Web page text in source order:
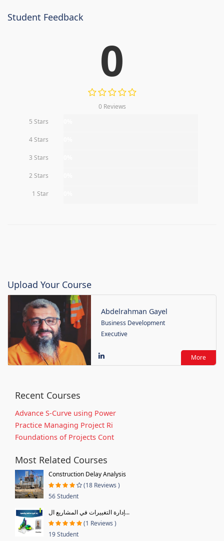
Student Feedback
0
0 Reviews
5 Stars
4 Stars
3 Stars
2 Stars
1 Star
Upload Your Course
Abdelrahman Gayel
Business Development
Executive
More
Recent Courses
Advance S-Curve using Power
Practice Managing Project Ri
Foundations of Projects Cont
Most Related Courses
Construction Delay Analysis
(18 Reviews )
56 Student
إدارة التغييرات في المشاريع ال...
(1 Reviews )
19 Student